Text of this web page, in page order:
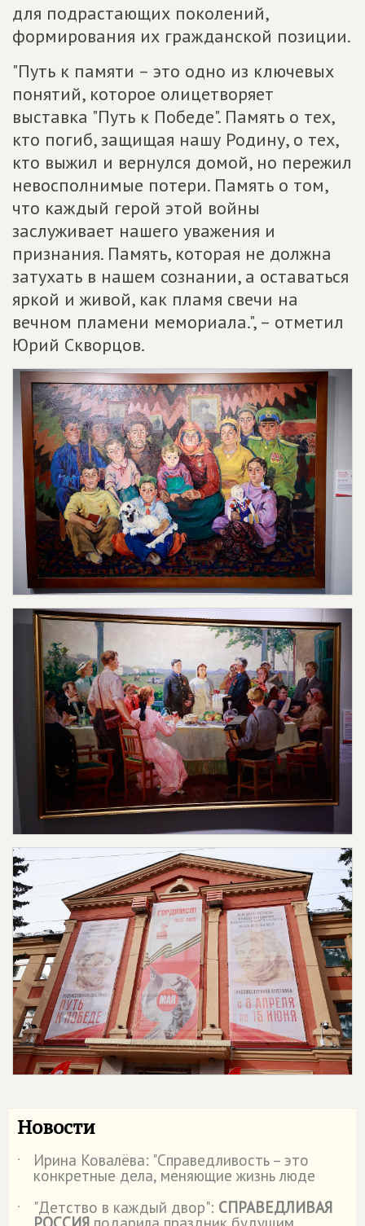
для подрастающих поколений,
формирования их гражданской позиции.
"Путь к памяти – это одно из ключевых
понятий, которое олицетворяет
выставка "Путь к Победе". Память о тех,
кто погиб, защищая нашу Родину, о тех,
кто выжил и вернулся домой, но пережил
невосполнимые потери. Память о том,
что каждый герой этой войны
заслуживает нашего уважения и
признания. Память, которая не должна
затухать в нашем сознании, а оставаться
яркой и живой, как пламя свечи на
вечном пламени мемориала.", – отметил
Юрий Скворцов.
Новости
˙ Ирина Ковалёва: "Справедливость – это
конкретные дела, меняющие жизнь люде
˙
"Детство в каждый двор": СПРАВЕДЛИВАЯ